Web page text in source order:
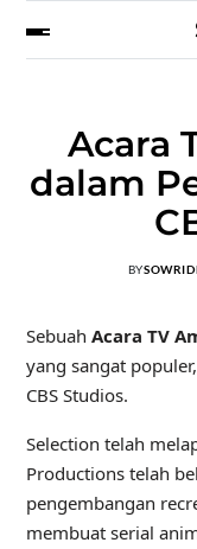
Acara
dalam
BY
Sebuah Acara TV
yang sangat
CBS Studios.
Selection telah
Productions telah
pengembangan
membuat serial